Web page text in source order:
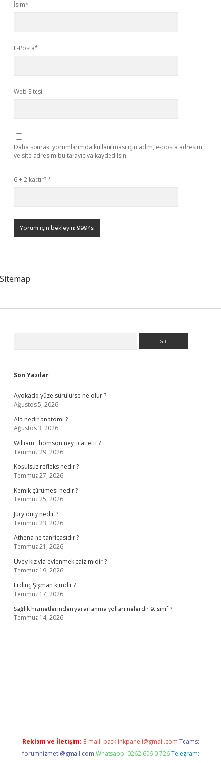
İsim*
E-Posta*
Web Sitesi
Daha sonraki yorumlarımda kullanılması için adım, e-posta adresim
ve site adresim bu tarayıcıya kaydedilsin.
6 + 2 kaçtır?*
Sitemap
Son Yazılar
Avokado yüze sürülürse ne olur ?
Ağustos 5, 2026
Ala nedir anatomi ?
Ağustos 3, 2026
William Thomson neyi icat etti ?
Temmuz 29, 2026
Koşulsuz refleks nedir ?
Temmuz 27, 2026
Kemik çürümesi nedir ?
Temmuz 25, 2026
Jury duty nedir ?
Temmuz 23, 2026
Athena ne tanricasıdır ?
Temmuz 21, 2026
Üvey kızıyla evlenmek caiz midir ?
Temmuz 19, 2026
Erdinç Şişman kimdir ?
Temmuz 17, 2026
Sağlık hizmetlerinden yararlanma yolları nelerdir 9. sınıf ?
Temmuz 14, 2026
Reklam ve İletişim: E-mail: backlinkpaneli@gmail.com Teams:
forumhizmeti@gmail.com Whatsapp: 0262 606 0 726 Telegram: